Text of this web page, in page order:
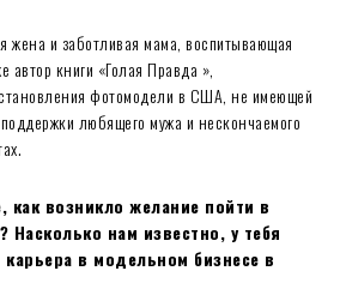
и заботливая мама, воспитывающая
автор книги «Голая Правда »,
фотомодели в США, не имеющей
любящего мужа и нескончаемого
как возникло желание пойти в
Насколько нам известно, у тебя
в модельном бизнесе в